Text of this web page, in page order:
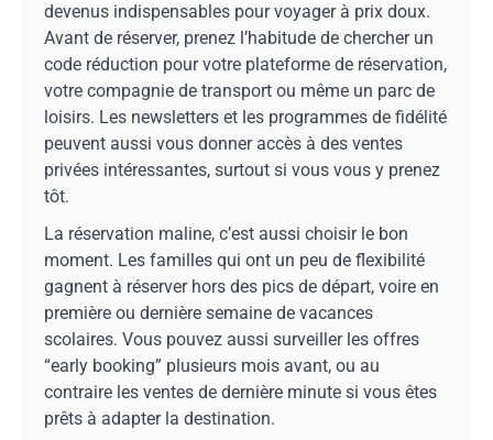
devenus indispensables pour voyager à prix doux.
Avant de réserver, prenez l’habitude de chercher un
code réduction pour votre plateforme de réservation,
votre compagnie de transport ou même un parc de
loisirs. Les newsletters et les programmes de fidélité
peuvent aussi vous donner accès à des ventes
privées intéressantes, surtout si vous vous y prenez
tôt.
La réservation maline, c’est aussi choisir le bon
moment. Les familles qui ont un peu de flexibilité
gagnent à réserver hors des pics de départ, voire en
première ou dernière semaine de vacances
scolaires. Vous pouvez aussi surveiller les offres
“early booking” plusieurs mois avant, ou au
contraire les ventes de dernière minute si vous êtes
prêts à adapter la destination.